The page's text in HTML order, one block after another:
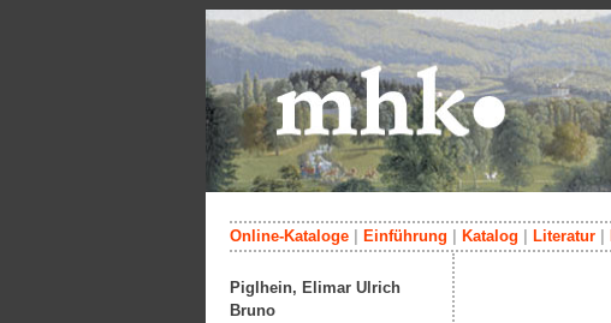
Online-Kataloge Einführung Katalog Literatur
Piglhein, Elimar Ulrich
Bruno